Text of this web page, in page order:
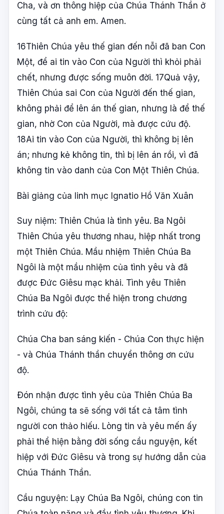
Cha, và ơn thông hiệp của Chúa Thánh Thần ở
cùng tất cả anh em. Amen.
16Thiên Chúa yêu thế gian đến nỗi đã ban Con
Một, để ai tin vào Con của Người thì khỏi phải
chết, nhưng được sống muôn đời. 17Quả vậy,
Thiên Chúa sai Con của Người đến thế gian,
không phải để lên án thế gian, nhưng là để thế
gian, nhờ Con của Người, mà được cứu độ.
18Ai tin vào Con của Người, thì không bị lên
án; nhưng kẻ không tin, thì bị lên án rồi, vì đã
không tin vào danh của Con Một Thiên Chúa.
Bài giảng của linh mục Ignatio Hồ Văn Xuân
Suy niệm: Thiên Chúa là tình yêu. Ba Ngôi
Thiên Chúa yêu thương nhau, hiệp nhất trong
một Thiên Chúa. Mầu nhiệm Thiên Chúa Ba
Ngôi là một mầu nhiệm của tình yêu và đã
được Ðức Giêsu mạc khải. Tình yêu Thiên
Chúa Ba Ngôi được thể hiện trong chương
trình cứu độ:
Chúa Cha ban sáng kiến - Chúa Con thực hiện
- và Chúa Thánh thần chuyển thông ơn cứu
độ.
Ðón nhận được tình yêu của Thiên Chúa Ba
Ngôi, chúng ta sẽ sống với tất cả tâm tình
người con thảo hiếu. Lòng tin và yêu mến ấy
phải thể hiện bằng đời sống cầu nguyện, kết
hiệp với Ðức Giêsu và trong sự hướng dẫn của
Chúa Thánh Thần.
Cầu nguyện: Lạy Chúa Ba Ngôi, chúng con tin